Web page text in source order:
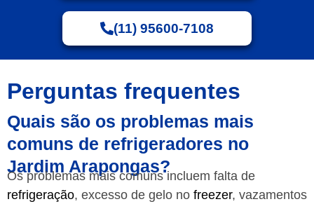
(11) 95600-7108
Perguntas frequentes
Quais são os problemas mais
comuns de refrigeradores no
Jardim Arapongas?
Os problemas mais comuns incluem falta de
refrigeração, excesso de gelo no freezer, vazamentos